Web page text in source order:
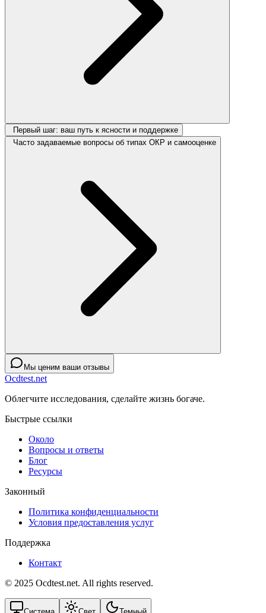
Первый шаг: ваш путь к ясности и поддержке
Часто задаваемые вопросы об типах ОКР и самооценке
Мы ценим ваши отзывы
Ocdtest.net
Облегчите исследования, сделайте жизнь богаче.
Быстрые ссылки
Около
Вопросы и ответы
Блог
Ресурсы
Законный
Политика конфиденциальности
Условия предоставления услуг
Поддержка
Контакт
© 2025 Ocdtest.net. All rights reserved.